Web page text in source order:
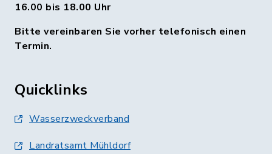
16.00 bis 18.00 Uhr
Bitte vereinbaren Sie vorher telefonisch einen
Termin.
Quicklinks
Wasserzweckverband
Landratsamt Mühldorf